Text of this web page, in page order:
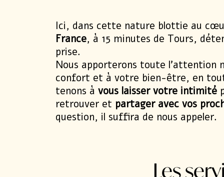
Séminaire
Ici, dans cette nature blottie au
France, à 15 minutes de Tours,
prise.
Nous apporterons toute l’attention
confort et à votre bien-être, en
tenons à vous laisser votre intimité
retrouver et partager avec vos
question, il suffira de nous appeler.
Les